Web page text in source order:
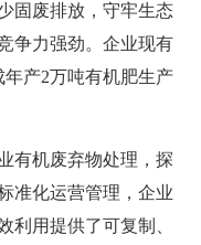
固废排放，守牢生态
争力强劲。企业现有
产2万吨有机肥生产
有机废弃物处理，探
准化运营管理，企业
利用提供了可复制、